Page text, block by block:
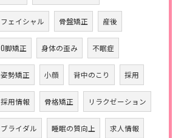
フェイシャル 骨盤矯正 産後
O脚矯正 身体の歪み 不眠症
姿勢矯正 小顔 背中のこり 採用
採用情報 骨格矯正 リラクゼーション
ブライダル 睡眠の質向上 求人情報